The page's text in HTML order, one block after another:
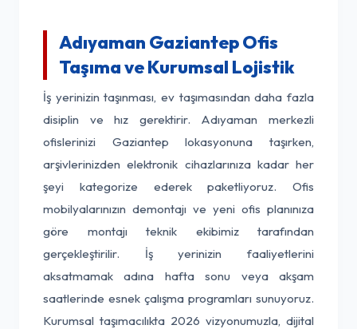
Adıyaman Gaziantep Ofis
Taşıma ve Kurumsal Lojistik
İş yerinizin taşınması, ev taşımasından daha fazla
disiplin ve hız gerektirir. Adıyaman merkezli
ofislerinizi Gaziantep lokasyonuna taşırken,
arşivlerinizden elektronik cihazlarınıza kadar her
şeyi kategorize ederek paketliyoruz. Ofis
mobilyalarınızın demontajı ve yeni ofis planınıza
göre montajı teknik ekibimiz tarafından
gerçekleştirilir. İş yerinizin faaliyetlerini
aksatmamak adına hafta sonu veya akşam
saatlerinde esnek çalışma programları sunuyoruz.
Kurumsal taşımacılıkta 2026 vizyonumuzla, dijital